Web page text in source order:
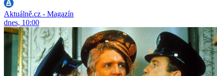
Aktuálně.cz - Magazín
dnes, 10:00